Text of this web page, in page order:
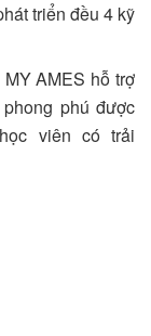
triển đều 4 kỹ
AMES hỗ trợ
phú được
viên có trải